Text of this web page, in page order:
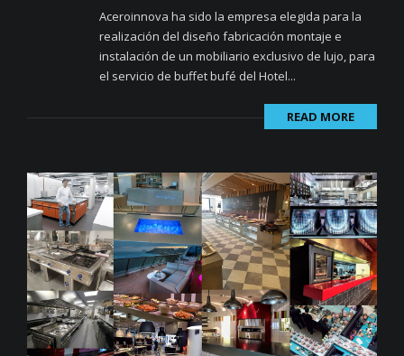
Aceroinnova ha sido la empresa elegida para la
realización del diseño fabricación montaje e
instalación de un mobiliario exclusivo de lujo, para
el servicio de buffet bufé del Hotel...
READ MORE